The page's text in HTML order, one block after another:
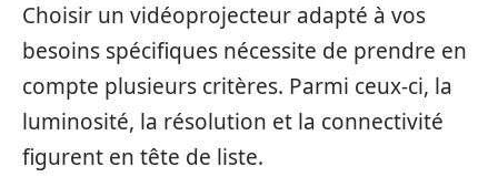
Choisir un vidéoprojecteur adapté à vos
besoins spécifiques nécessite de prendre en
compte plusieurs critères. Parmi ceux-ci, la
luminosité, la résolution et la connectivité
figurent en tête de liste.